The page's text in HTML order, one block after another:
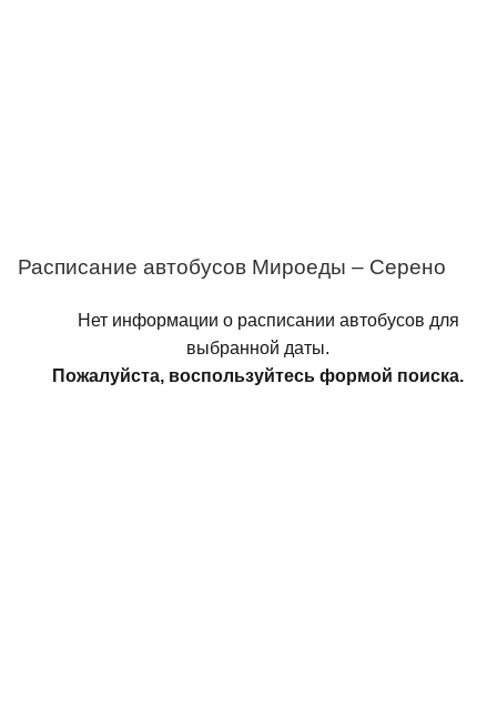
Расписание автобусов Мироеды – Серено
Нет информации о расписании автобусов для
выбранной даты.
Пожалуйста, воспользуйтесь формой поиска.